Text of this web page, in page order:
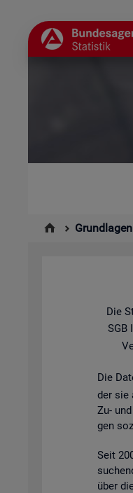
Grundlagen
Die
SGB
Die
der sie
Zu-
gen
Seit
über